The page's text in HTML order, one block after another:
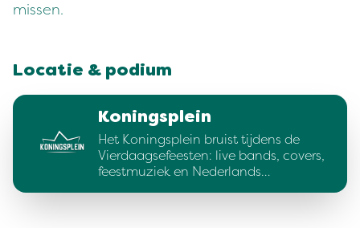
missen.
Locatie & podium
Koningsplein
Het Koningsplein bruist tijdens de
Vierdaagsefeesten: live bands, covers,
feestmuziek en Nederlands…